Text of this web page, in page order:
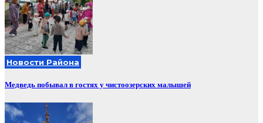
Новости Района
Медведь побывал в гостях у чистоозерских малышей